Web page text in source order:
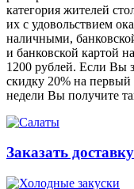
категория жителей
их с удовольствием
наличными,
и банковской картой
1200 рублей. Если Вы
скидку 20% на первый
недели Вы получите
Заказать